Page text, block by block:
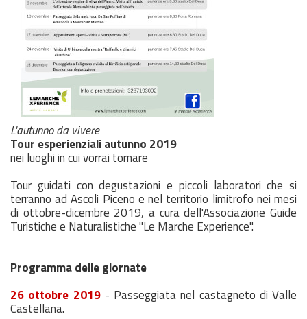
L'autunno da vivere
Tour esperienziali autunno 2019
nei luoghi in cui vorrai tornare
Tour guidati con degustazioni e piccoli laboratori che si
terranno ad Ascoli Piceno e nel territorio limitrofo nei mesi
di ottobre-dicembre 2019, a cura dell'Associazione Guide
Turistiche e Naturalistiche "Le Marche Experience".
Programma delle giornate
26 ottobre 2019 - Passeggiata nel castagneto di Valle
Castellana.